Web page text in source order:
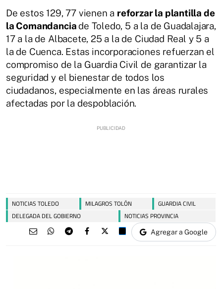
De estos 129, 77 vienen a reforzar la plantilla de
la Comandancia de Toledo, 5 a la de Guadalajara,
17 a la de Albacete, 25 a la de Ciudad Real y 5 a
la de Cuenca. Estas incorporaciones refuerzan el
compromiso de la Guardia Civil de garantizar la
seguridad y el bienestar de todos los
ciudadanos, especialmente en las áreas rurales
afectadas por la despoblación.
NOTICIAS TOLEDO MILAGROS TOLÓN
GUARDIA CIVIL
DELEGADA DEL GOBIERNO
NOTICIAS PROVINCIA
Agregar a Google